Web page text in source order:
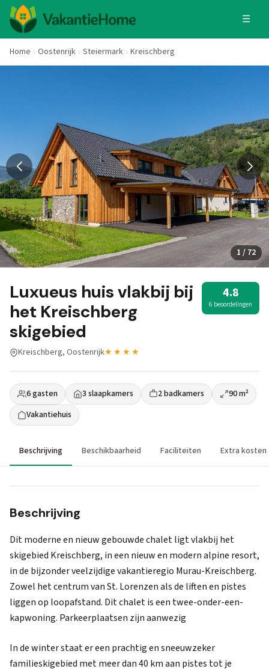
☰
Home Oostenrijk Steiermark Kreischberg
1 / 72
Luxueus huis vlakbij bij
het Kreischberg
skigebied
4.8
6 beoordelingen
Kreischberg, Oostenrijk★★★★
6 gasten 3 slaapkamers 2 badkamers
90 m²
Vakantiehuis
Beschrijving Beschikbaarheid Faciliteiten Extra kosten
Beschrijving
Dit moderne en nieuw gebouwde chalet ligt vlakbij het
skigebied Kreischberg, in een nieuw en modern alpine resort,
in de bijzonder veelzijdige vakantieregio Murau-Kreischberg.
Zowel het centrum van St. Lorenzen als de liften en pistes
liggen op loopafstand. Dit chalet is een twee-onder-een-
kapwoning. Parkeerplaatsen zijn aanwezig
In de winter staat er een prachtig en sneeuwzeker
familieskigebied met meer dan 40 km aan pistes tot je